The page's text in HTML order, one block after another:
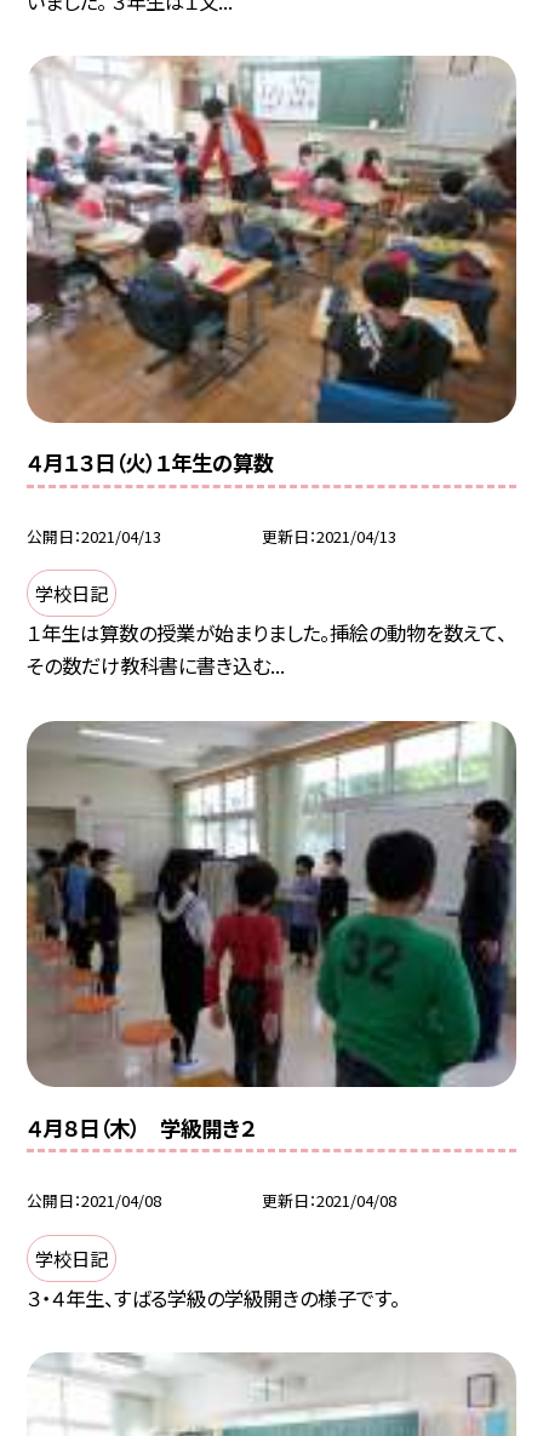
４月１３日（火）１年生の算数
公開日 2021/04/13 更新日 2021/04/13
学校日記
１年生は算数の授業が始まりました。挿絵の動物を数えて、
その数だけ教科書に書き込む...
４月８日（木） 学級開き２
公開日 2021/04/08 更新日 2021/04/08
学校日記
３・４年生、すばる学級の学級開きの様子です。